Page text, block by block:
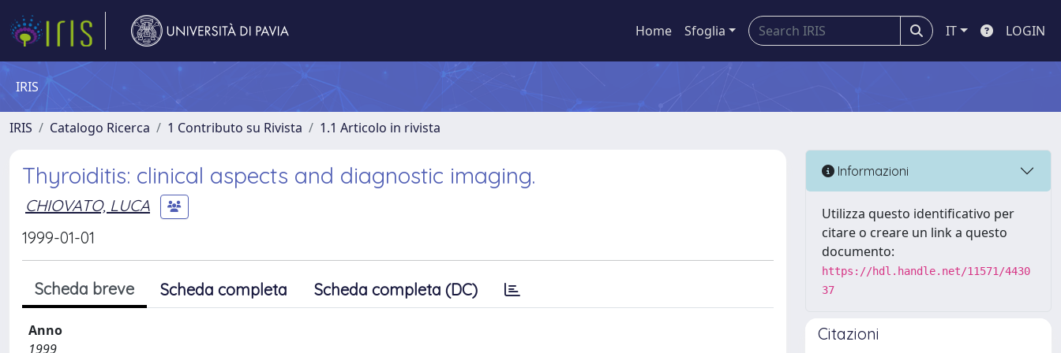
Home Sfoglia IT LOGIN
IRIS
IRIS Catalogo Ricerca 1 Contributo su Rivista 1.1 Articolo in rivista
Thyroiditis: clinical aspects and diagnostic imaging.
CHIOVATO, LUCA
1999-01-01
Scheda breve Scheda completa Scheda completa (DC)
Anno
1999
Informazioni
Utilizza questo identificativo per
citare o creare un link a questo
documento:
https://hdl.handle.net/11571/4430
37
Citazioni